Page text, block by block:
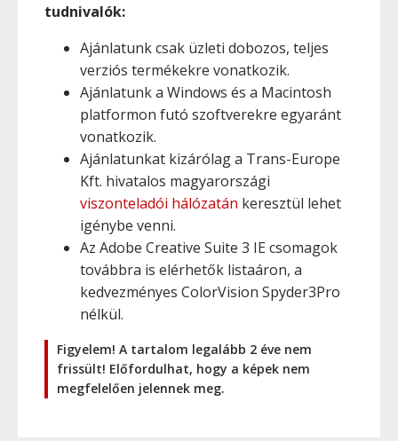
tudnivalók:
Ajánlatunk csak üzleti dobozos, teljes
verziós termékekre vonatkozik.
Ajánlatunk a Windows és a Macintosh
platformon futó szoftverekre egyaránt
vonatkozik.
Ajánlatunkat kizárólag a Trans-Europe
Kft. hivatalos magyarországi
viszonteladói hálózatán keresztül lehet
igénybe venni.
Az Adobe Creative Suite 3 IE csomagok
továbbra is elérhetők listaáron, a
kedvezményes ColorVision Spyder3Pro
nélkül.
Figyelem! A tartalom legalább 2 éve nem
frissült! Előfordulhat, hogy a képek nem
megfelelően jelennek meg.